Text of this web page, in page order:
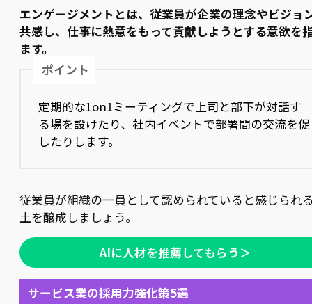
エンゲージメントとは、従業員が企業の理念やビジョ
共感し、仕事に熱意をもって貢献しようとする意欲を
ます。
ポイント
定期的な1on1ミーティングで上司と部下が対話す
る場を設けたり、社内イベントで部署間の交流を促
したりします。
従業員が組織の一員として認められていると感じられ
土を醸成しましょう。
AIに人材を推薦してもらう＞
サービス業の採用力強化策5選